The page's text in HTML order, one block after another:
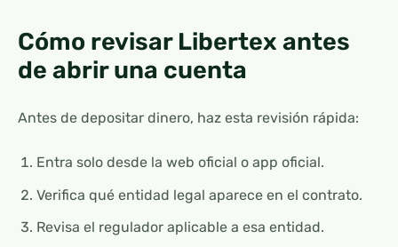
Cómo revisar Libertex antes
de abrir una cuenta
Antes de depositar dinero, haz esta revisión rápida:
Entra solo desde la web oficial o app oficial.
Verifica qué entidad legal aparece en el contrato.
Revisa el regulador aplicable a esa entidad.